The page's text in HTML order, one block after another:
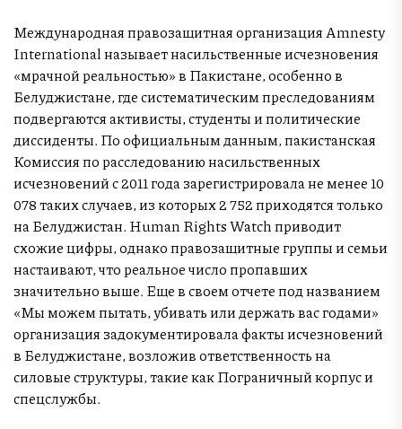
Международная правозащитная организация Amnesty
International называет насильственные исчезновения
«мрачной реальностью» в Пакистане, особенно в
Белуджистане, где систематическим преследованиям
подвергаются активисты, студенты и политические
диссиденты. По официальным данным, пакистанская
Комиссия по расследованию насильственных
исчезновений с 2011 года зарегистрировала не менее 10
078 таких случаев, из которых 2 752 приходятся только
на Белуджистан. Human Rights Watch приводит
схожие цифры, однако правозащитные группы и семьи
настаивают, что реальное число пропавших
значительно выше. Еще в своем отчете под названием
«Мы можем пытать, убивать или держать вас годами»
организация задокументировала факты исчезновений
в Белуджистане, возложив ответственность на
силовые структуры, такие как Пограничный корпус и
спецслужбы.